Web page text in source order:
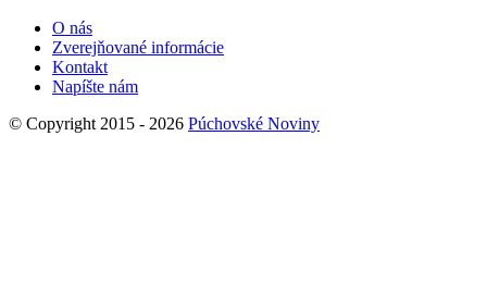
O nás
Zverejňované informácie
Kontakt
Napíšte nám
© Copyright 2015 - 2026 Púchovské Noviny